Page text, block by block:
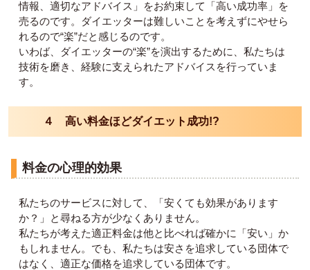
情報、適切なアドバイス」をお約束して「高い成功率」を
売るのです。ダイエッターは難しいことを考えずにやせら
れるので“楽”だと感じるのです。
いわば、ダイエッターの“楽”を演出するために、私たちは
技術を磨き、経験に支えられたアドバイスを行っていま
す。
４ 高い料金ほどダイエット成功!?
料金の心理的効果
私たちのサービスに対して、「安くても効果があります
か？」と尋ねる方が少なくありません。
私たちが考えた適正料金は他と比べれば確かに「安い」か
もしれません。でも、私たちは安さを追求している団体で
はなく、適正な価格を追求している団体です。